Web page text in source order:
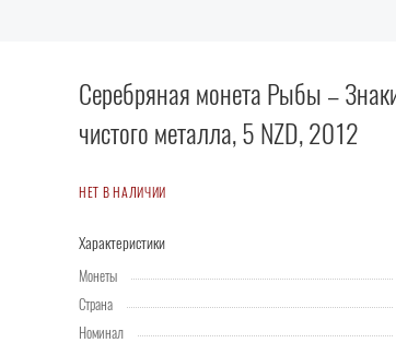
Серебряная монета Рыбы –
чистого металла, 5 NZD, 2012
НЕТ В НАЛИЧИИ
Характеристики
Монеты
Страна
Номинал